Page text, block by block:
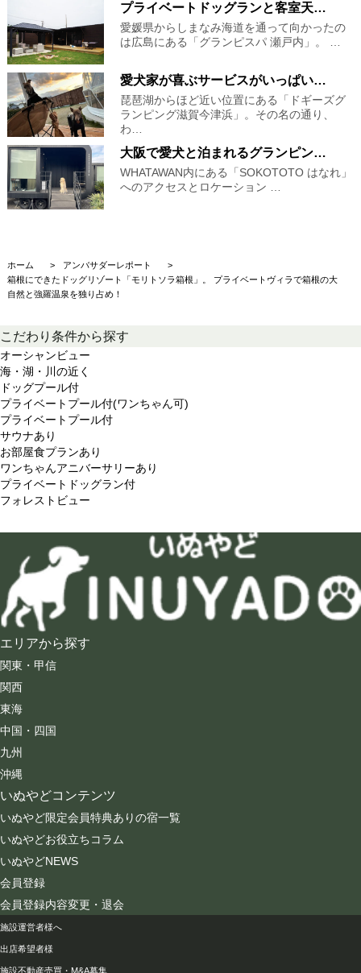
プライベートドッグランと客室天…
愛媛県からしまなみ海道を通って向かったの
は広島にある「グランピスパ 瀬戸内」。 …
愛犬家が喜ぶサービスがいっぱい…
琵琶湖からほど近い位置にある「ドギーズグ
ランピング滋賀今津浜」。その名の通り、
わ…
大阪で愛犬と泊まれるグランピン…
WHATAWAN内にある「SOKOTOTO はなれ」
へのアクセスとロケーション …
ホーム
アンバサダーレポート
箱根にできたドッグリゾート「モリトソラ箱根」。 プライベートヴィラで箱根の大
自然と強羅温泉を独り占め！
こだわり条件から探す
オーシャンビュー
海・湖・川の近く
ドッグプール付
プライベートプール付(ワンちゃん可)
プライベートプール付
サウナあり
お部屋食プランあり
ワンちゃんアニバーサリーあり
プライベートドッグラン付
フォレストビュー
エリアから探す
関東・甲信
関西
東海
中国・四国
九州
沖縄
いぬやどコンテンツ
いぬやど限定会員特典ありの宿一覧
いぬやどお役立ちコラム
いぬやどNEWS
会員登録
会員登録内容変更・退会
会社情報
施設運営者様へ
出店希望者様
施設不動産売買・M&A募集